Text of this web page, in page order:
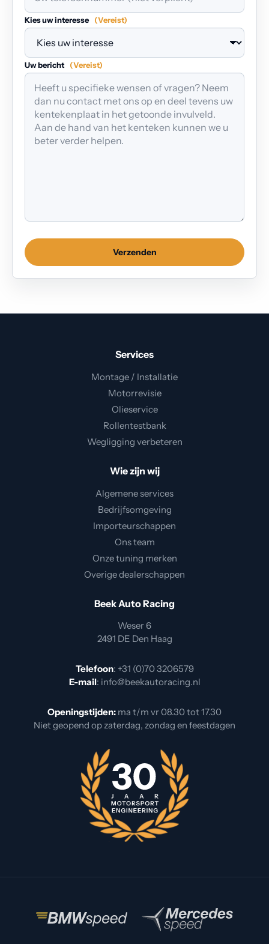
Kies uw interesse (Vereist)
Uw bericht (Vereist)
Verzenden
Services
Montage / Installatie
Motorrevisie
Olieservice
Rollentestbank
Wegligging verbeteren
Wie zijn wij
Algemene services
Bedrijfsomgeving
Importeurschappen
Ons team
Onze tuning merken
Overige dealerschappen
Beek Auto Racing
Weser 6
2491 DE Den Haag
Telefoon: +31 (0)70 3206579
E-mail: info@beekautoracing.nl
Openingstijden: ma t/m vr 08.30 tot 17.30
Niet geopend op zaterdag, zondag en feestdagen